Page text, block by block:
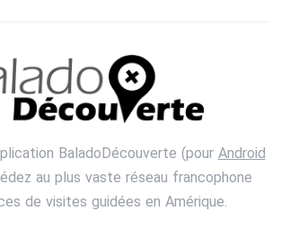
BaladoDécouverte (pour Android
au plus vaste réseau francophone
de visites guidées en Amérique.